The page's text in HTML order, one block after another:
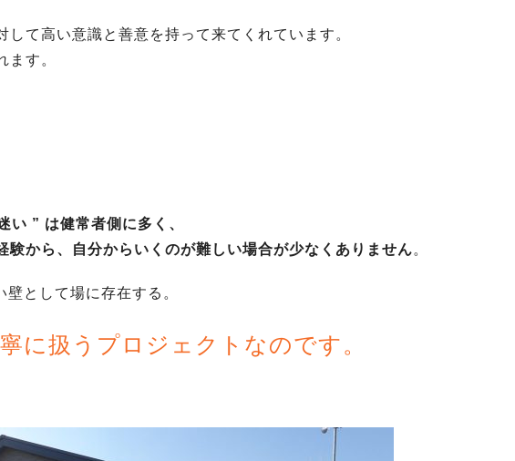
て高い意識と善意を持って来てくれています。
ます。
い ” は健常者側に多く、
験から、自分からいくのが難しい場合が少なくありません。
として場に存在する。
に扱うプロジェクトなのです。